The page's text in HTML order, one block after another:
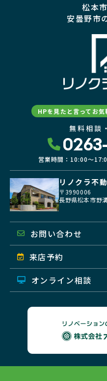
松本
安曇野市
HPを見たと言ってお
無料相談
営業時間：10:00〜
リノクラ不
〒3990006
長野県松本市野
お問い合わせ
来店予約
オンライン相談